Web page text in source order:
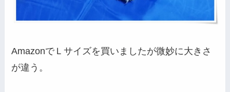
AmazonでＬサイズを買いましたが微妙に大きさ
が違う。